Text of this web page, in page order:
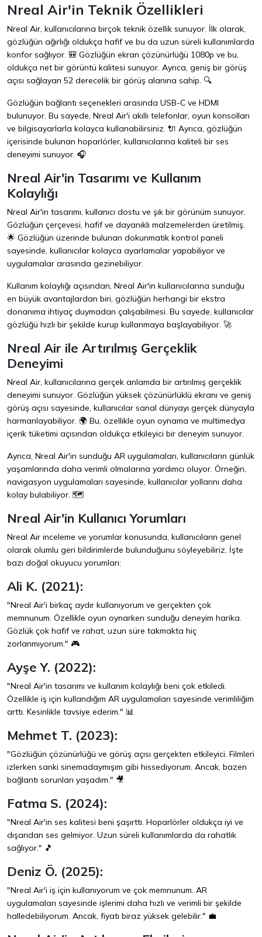
Nreal Air'in Teknik Özellikleri
Nreal Air, kullanıcılarına birçok teknik özellik sunuyor. İlk olarak,
gözlüğün ağırlığı oldukça hafif ve bu da uzun süreli kullanımlarda
konfor sağlıyor. 🎒 Gözlüğün ekran çözünürlüğü 1080p ve bu,
oldukça net bir görüntü kalitesi sunuyor. Ayrıca, geniş bir görüş
açısı sağlayan 52 derecelik bir görüş alanına sahip. 🔍
Gözlüğün bağlantı seçenekleri arasında USB-C ve HDMI
bulunuyor. Bu sayede, Nreal Air'i akıllı telefonlar, oyun konsolları
ve bilgisayarlarla kolayca kullanabilirsiniz. 🔌 Ayrıca, gözlüğün
içerisinde bulunan hoparlörler, kullanıcılarına kaliteli bir ses
deneyimi sunuyor. 🎧
Nreal Air'in Tasarımı ve Kullanım
Kolaylığı
Nreal Air'in tasarımı, kullanıcı dostu ve şık bir görünüm sunuyor.
Gözlüğün çerçevesi, hafif ve dayanıklı malzemelerden üretilmiş.
🌟 Gözlüğün üzerinde bulunan dokunmatik kontrol paneli
sayesinde, kullanıcılar kolayca ayarlamalar yapabiliyor ve
uygulamalar arasında gezinebiliyor.
Kullanım kolaylığı açısından, Nreal Air'in kullanıcılarına sunduğu
en büyük avantajlardan biri, gözlüğün herhangi bir ekstra
donanıma ihtiyaç duymadan çalışabilmesi. Bu sayede, kullanıcılar
gözlüğü hızlı bir şekilde kurup kullanmaya başlayabiliyor. 🚀
Nreal Air ile Artırılmış Gerçeklik
Deneyimi
Nreal Air, kullanıcılarına gerçek anlamda bir artırılmış gerçeklik
deneyimi sunuyor. Gözlüğün yüksek çözünürlüklü ekranı ve geniş
görüş açısı sayesinde, kullanıcılar sanal dünyayı gerçek dünyayla
harmanlayabiliyor. 🌍 Bu, özellikle oyun oynama ve multimedya
içerik tüketimi açısından oldukça etkileyici bir deneyim sunuyor.
Ayrıca, Nreal Air'in sunduğu AR uygulamaları, kullanıcıların günlük
yaşamlarında daha verimli olmalarına yardımcı oluyor. Örneğin,
navigasyon uygulamaları sayesinde, kullanıcılar yollarını daha
kolay bulabiliyor. 🗺️
Nreal Air'in Kullanıcı Yorumları
Nreal Air inceleme ve yorumlar konusunda, kullanıcıların genel
olarak olumlu geri bildirimlerde bulunduğunu söyleyebiliriz. İşte
bazı doğal okuyucu yorumları:
Ali K. (2021):
"Nreal Air'i birkaç aydır kullanıyorum ve gerçekten çok
memnunum. Özellikle oyun oynarken sunduğu deneyim harika.
Gözlük çok hafif ve rahat, uzun süre takmakta hiç
zorlanmıyorum." 🎮
Ayşe Y. (2022):
"Nreal Air'in tasarımı ve kullanım kolaylığı beni çok etkiledi.
Özellikle iş için kullandığım AR uygulamaları sayesinde verimliliğim
arttı. Kesinlikle tavsiye ederim." 📊
Mehmet T. (2023):
"Gözlüğün çözünürlüğü ve görüş açısı gerçekten etkileyici. Filmleri
izlerken sanki sinemadaymışım gibi hissediyorum. Ancak, bazen
bağlantı sorunları yaşadım." 🎥
Fatma S. (2024):
"Nreal Air'in ses kalitesi beni şaşırttı. Hoparlörler oldukça iyi ve
dışarıdan ses gelmiyor. Uzun süreli kullanımlarda da rahatlık
sağlıyor." 🎵
Deniz Ö. (2025):
"Nreal Air'i iş için kullanıyorum ve çok memnunum. AR
uygulamaları sayesinde işlerimi daha hızlı ve verimli bir şekilde
halledebiliyorum. Ancak, fiyatı biraz yüksek gelebilir." 💼